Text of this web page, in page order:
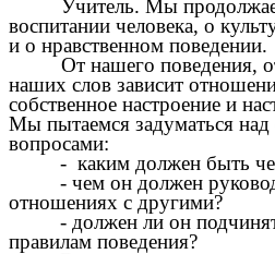
Учитель. Мы
воспитании человека, о
и о нравственном поведении.
От нашего поведения,
наших слов зависит
собственное настроение и
Мы пытаемся задуматься
вопросами:
- каким должен быть
- чем он должен
отношениях с другими?
- должен ли он
правилам поведения?